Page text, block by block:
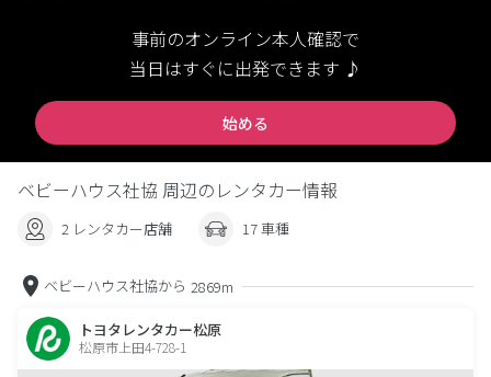
事前のオンライン本人確認で
当日はすぐに出発できます ♪
始める
ベビーハウス社協 周辺のレンタカー情報
2 レンタカー店舗 17 車種
ベビーハウス社協から 2869m
トヨタレンタカー松原
松原市上田4-728-1